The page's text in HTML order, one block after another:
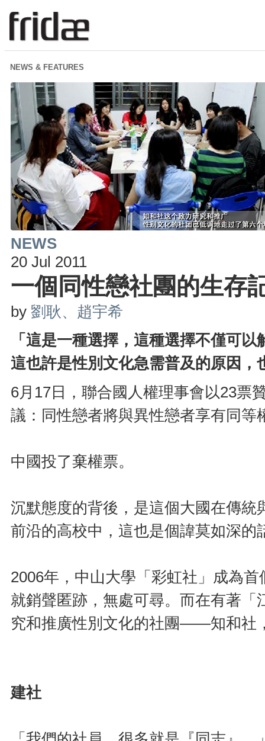
NEWS & FEATURES
NEWS
20 Jul 2011
一個同性戀社團的生存
by 劉耿、趙宇希
「這是一種選擇，這種選擇不僅可
這也許是性別文化急需普及的原因，
6月17日，聯合國人權理事會以23票
議：同性戀者將與異性戀者享有同等
中國投了棄權票。
沉默態度的背後，是這個大國在傳
前沿的高校中，這也是個諱莫如深的
2006年，中山大學「彩虹社」成為
就銷聲匿跡，無處可尋。而在有著
究和推廣性別文化的社團——知和社
建社